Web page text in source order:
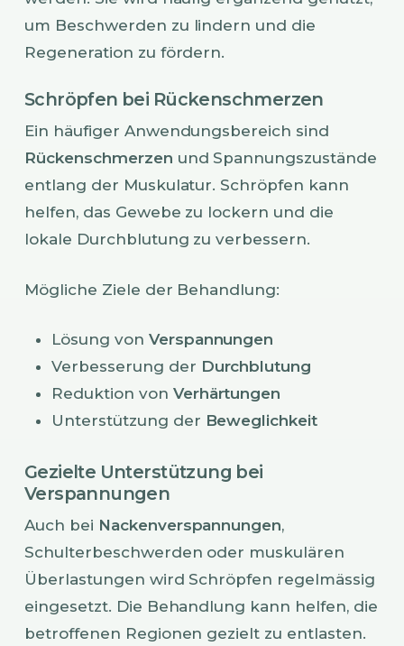
um Beschwerden zu lindern und die
Regeneration zu fördern.
Schröpfen bei Rückenschmerzen
Ein häufiger Anwendungsbereich sind
Rückenschmerzen und Spannungszustände
entlang der Muskulatur. Schröpfen kann
helfen, das Gewebe zu lockern und die
lokale Durchblutung zu verbessern.
Mögliche Ziele der Behandlung:
Lösung von Verspannungen
Verbesserung der Durchblutung
Reduktion von Verhärtungen
Unterstützung der Beweglichkeit
Gezielte Unterstützung bei
Verspannungen
Auch bei Nackenverspannungen,
Schulterbeschwerden oder muskulären
Überlastungen wird Schröpfen regelmässig
eingesetzt. Die Behandlung kann helfen, die
betroffenen Regionen gezielt zu entlasten.